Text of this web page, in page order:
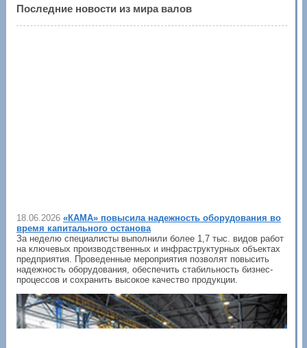
Последние новости из мира валов
18.06.2026 «КАМА» повысила надежность оборудования во
время капитального останова
За неделю специалисты выполнили более 1,7 тыс. видов работ
на ключевых производственных и инфраструктурных объектах
предприятия. Проведенные мероприятия позволят повысить
надежность оборудования, обеспечить стабильность бизнес-
процессов и сохранить высокое качество продукции.